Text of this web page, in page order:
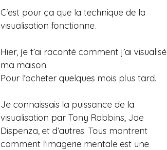
C'est pour ça que la technique de la
visualisation fonctionne.
Hier, je t’ai raconté comment j’ai visualisé
ma maison.
Pour l’acheter quelques mois plus tard.
Je connaissais la puissance de la
visualisation par Tony Robbins, Joe
Dispenza, et d’autres. Tous montrent
comment l’imagerie mentale est une